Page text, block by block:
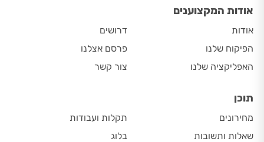
אודות המקצוענים
אודות
הפיקוח שלנו
האפליקציה שלנו
דרושים
פרסם אצלנו
צור קשר
תוכן
מחירונים
שאלות ותשובות
תקלות ועבודות
בלוג